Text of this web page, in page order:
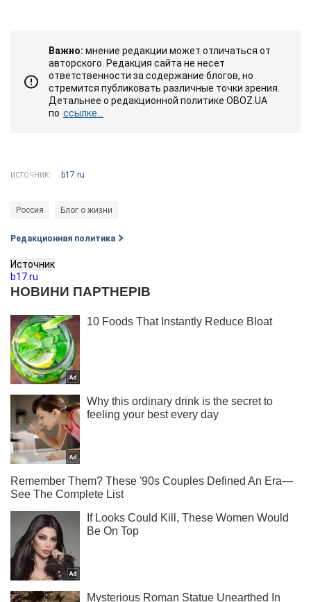
Важно: мнение редакции может отличаться от
авторского. Редакция сайта не несет
ответственности за содержание блогов, но
стремится публиковать различные точки зрения.
Детальнее о редакционной политике OBOZ.UA
по ссылке...
ИСТОЧНИК: b17.ru
Россия Блог о жизни
Редакционная политика
Источник
b17.ru